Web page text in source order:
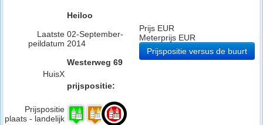
Heiloo
Laatste
peildatum
02-September-
2014
HuisX
Westerweg 69
prijspositie:
Prijspositie
plaats - landelijk
Prijs EUR
Meterprijs EUR
Prijspositie versus de buurt